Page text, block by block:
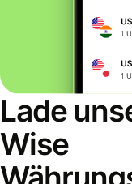
Lade
Wise